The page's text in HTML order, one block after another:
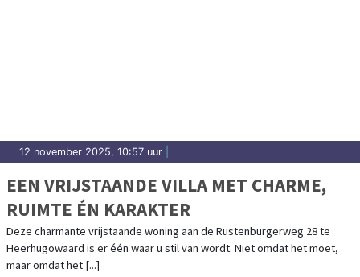
12 november 2025, 10:57 uur
EEN VRIJSTAANDE VILLA MET CHARME,
RUIMTE ÉN KARAKTER
Deze charmante vrijstaande woning aan de Rustenburgerweg 28 te
Heerhugowaard is er één waar u stil van wordt. Niet omdat het moet,
maar omdat het [...]